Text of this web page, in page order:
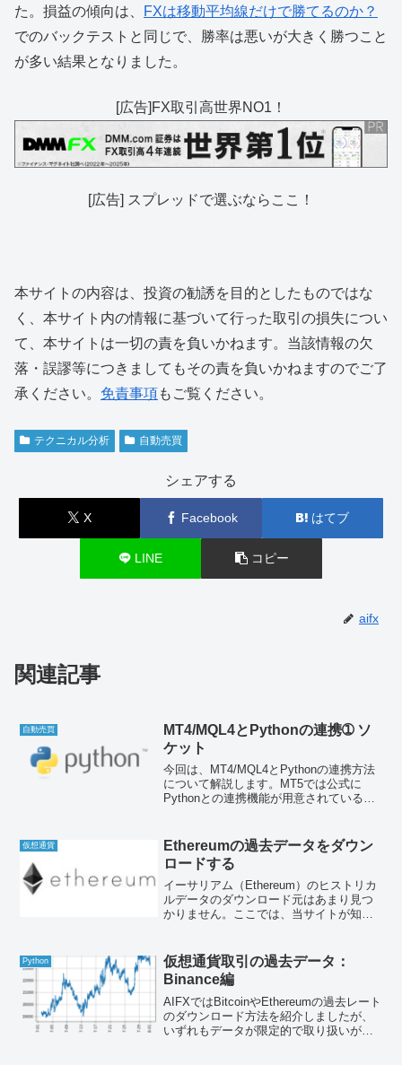
た。損益の傾向は、
FXは移動平均線だけで勝てるのか？
でのバックテストと同じで、勝率は悪いが大きく勝つこと
が多い結果となりました。
[広告]FX取引高世界NO1！
[広告] スプレッドで選ぶならここ！
本サイトの内容は、投資の勧誘を目的としたものではな
く、本サイト内の情報に基づいて行った取引の損失につい
て、本サイトは一切の責を負いかねます。当該情報の欠
落・誤謬等につきましてもその責を負いかねますのでご了
承ください。 免責事項もご覧ください。
テクニカル分析 自動売買
シェアする
X Facebook はてブ
LINE コピー
aifx
関連記事
自動売買
MT4/MQL4とPythonの連携➀ ソ
ケット
今回は、MT4/MQL4とPythonの連携方法
について解説します。MT5では公式に
Pythonとの連携機能が用意されているの
仮想通貨
Ethereumの過去データをダウン
ロードする
イーサリアム（Ethereum）のヒストリカ
ルデータのダウンロード元はあまり見つ
かりません。ここでは、当サイトが知る
機械学習のコンペを開催するKaggle...
Python
仮想通貨取引の過去データ：
Binance編
AIFXではBitcoinやEthereumの過去レート
のダウンロード方法を紹介しましたが、
いずれもデータが限定的で取り扱いが難